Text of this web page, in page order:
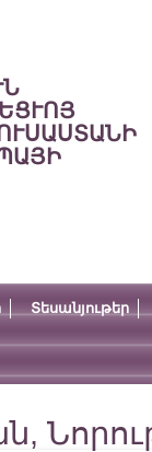
Տեսանյութեր
,